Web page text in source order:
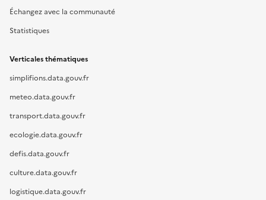
Échangez avec la communauté
Statistiques
Verticales thématiques
simplifions.data.gouv.fr
meteo.data.gouv.fr
transport.data.gouv.fr
ecologie.data.gouv.fr
defis.data.gouv.fr
culture.data.gouv.fr
logistique.data.gouv.fr